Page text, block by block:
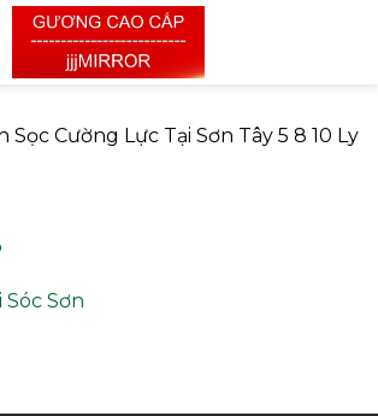
Sọc Cường Lực Tại Sơn Tây 5 8 10 Ly
Sơn